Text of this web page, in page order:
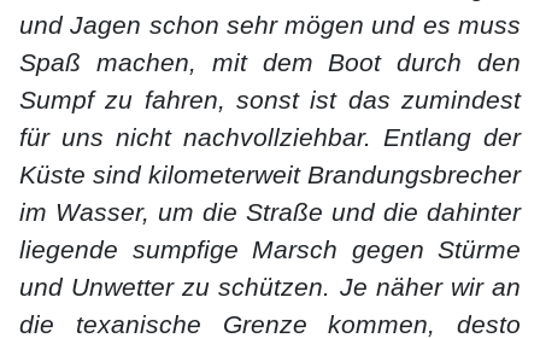
und Jagen schon sehr mögen und es muss
Spaß machen, mit dem Boot durch den
Sumpf zu fahren, sonst ist das zumindest
für uns nicht nachvollziehbar. Entlang der
Küste sind kilometerweit Brandungsbrecher
im Wasser, um die Straße und die dahinter
liegende sumpfige Marsch gegen Stürme
und Unwetter zu schützen. Je näher wir an
die texanische Grenze kommen, desto